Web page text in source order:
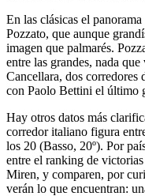
En las clásicas el
Pozzato, que aunque
imagen que palmarés.
entre las grandes, nada
Cancellara, dos corredores
con Paolo Bettini el último
Hay otros datos más
corredor italiano figura
los 20 (Basso, 20º). Por
entre el ranking de
Miren, y comparen, por
verán lo que encuentran: